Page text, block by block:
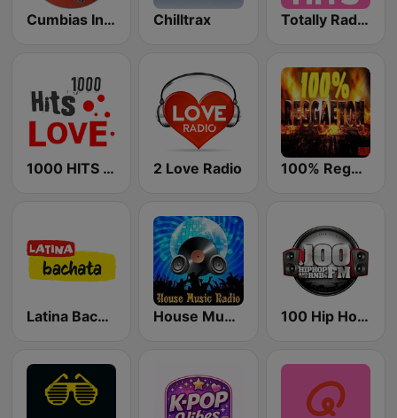
Cumbias Inmortales Radio Chilltrax Totally Radio Hits
1000 HITS Love 2 Love Radio 100% Reggaeton Radio
Latina Bachata House Music Radio 100 Hip Hop and RNB FM